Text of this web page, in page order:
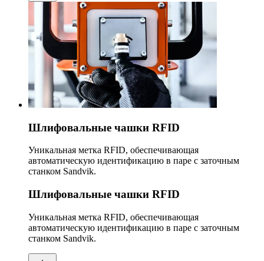
Шлифовальные чашки RFID
Уникальная метка RFID, обеспечивающая
автоматическую идентификацию в паре с заточным
станком Sandvik.
Шлифовальные чашки RFID
Уникальная метка RFID, обеспечивающая
автоматическую идентификацию в паре с заточным
станком Sandvik.